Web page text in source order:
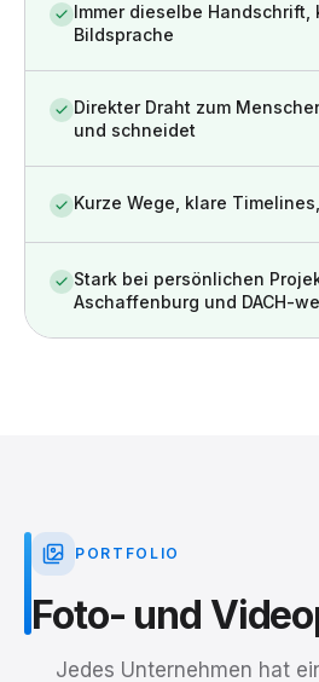
Immer dieselbe Handschrift,
Bildsprache
Direkter Draht zum
und schneidet
Kurze Wege, klare
Stark bei persönlichen
Aschaffenburg und DACH-
PORTFOLIO
Foto- und
Jedes Unternehmen hat